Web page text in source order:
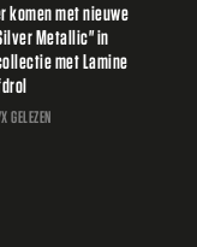
komen met nieuwe
Metallic" in
met Lamine
GELEZEN